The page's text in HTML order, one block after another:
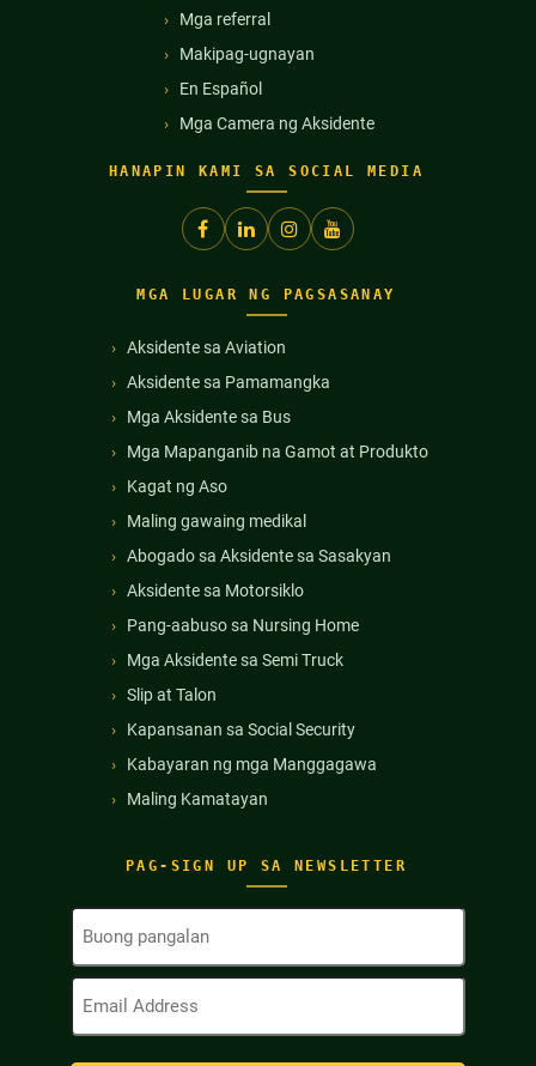
Mga referral
Makipag-ugnayan
En Español
Mga Camera ng Aksidente
HANAPIN KAMI SA SOCIAL MEDIA
PAG-SIGN UP SA NEWSLETTER
Buong
(Kinakailangan)
Email
(Kinakailangan)
MGA LUGAR NG PAGSASANAY
Aksidente sa Aviation
Aksidente sa Pamamangka
Mga Aksidente sa Bus
Mga Mapanganib na Gamot at Produkto
Kagat ng Aso
Maling gawaing medikal
Abogado sa Aksidente sa Sasakyan
Aksidente sa Motorsiklo
Pang-aabuso sa Nursing Home
Mga Aksidente sa Semi Truck
Slip at Talon
Kapansanan sa Social Security
Kabayaran ng mga Manggagawa
Maling Kamatayan